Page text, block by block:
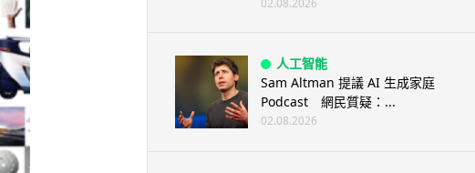
人工智能
Sam Altman 提議 AI 生成家庭
Podcast 網民質疑：...
02.08.2026